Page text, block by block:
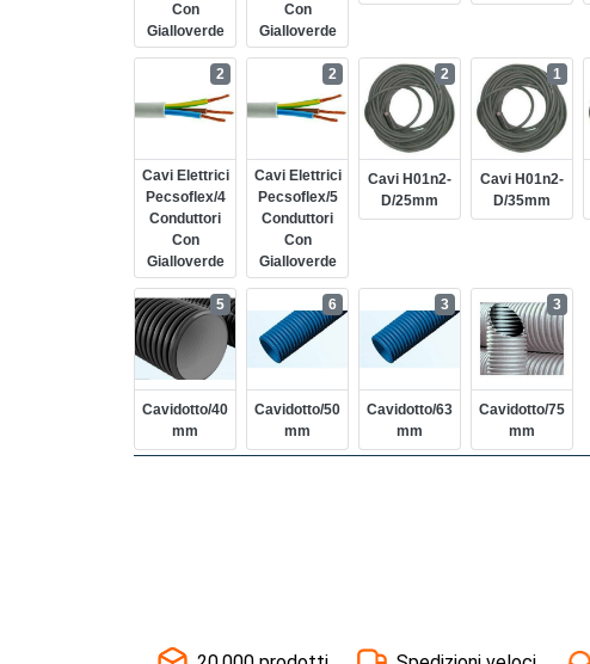
Con
Gialloverde
Con
Gialloverde
Cavi Elettrici
Pecsoflex/4
Conduttori
Con
Gialloverde
2
Cavi Elettrici
Pecsoflex/5
Conduttori
Con
Gialloverde
2
Cavi H01n2-
D/25mm
2
Cavi H01n2-
D/35mm
1
Cavidotto/40
Mm
5
Cavidotto/50
Mm
6
Cavidotto/63
Mm
3
Cavidotto/75
Mm
3